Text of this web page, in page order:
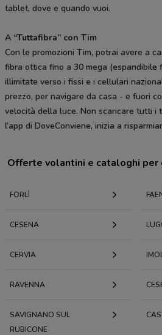
tablet, dove e quando vuoi.
A “Tuttafibra” con Tim
Con le promozioni Tim, potrai avere a
fibra ottica fino a 30 mega (espandibile
illimitate verso i fissi e i cellulari
prezzo, per navigare da casa - e fuori
velocità della luce. Non scaricare tutti i
l’app di DoveConviene, inizia a
Offerte volantini e cataloghi per
FORLÌ
CESENA
CERVIA
RAVENNA
SAVIGNANO SUL
RUBICONE